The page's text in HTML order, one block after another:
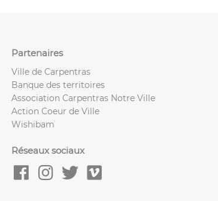
Partenaires
Ville de Carpentras
Banque des territoires
Association Carpentras Notre Ville
Action Coeur de Ville
Wishibam
Réseaux sociaux